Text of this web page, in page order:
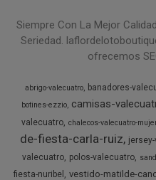
Siempre Con La Mejor
Seriedad.
ofrecemos
abrigo-valecuatro banadores-
botines-ezzio camisas-
valecuatro chalecos-valecuatro-mujer
de-fiesta-carla-ruiz
valecuatro polos-valecuatro
fiesta-nuribel
vestido-matilde-